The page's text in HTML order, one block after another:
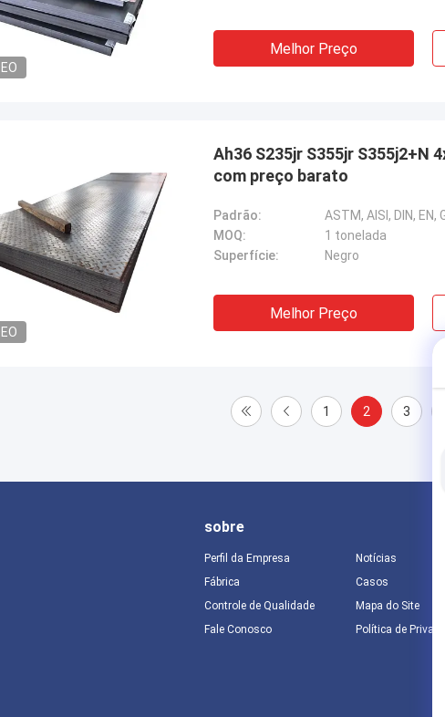
Melhor Preço
Ah36 S235jr S355jr S355j2+N
com preço barato
Padrão:
ASTM, AISI, DIN, EN,
MOQ:
1 tonelada
Superfície:
Negro
Melhor Preço
1 2 3
sobre
Perfil da Empresa
Fábrica
Controle de Qualidade
Fale Conosco
Notícias
Casos
Mapa do Site
Política de